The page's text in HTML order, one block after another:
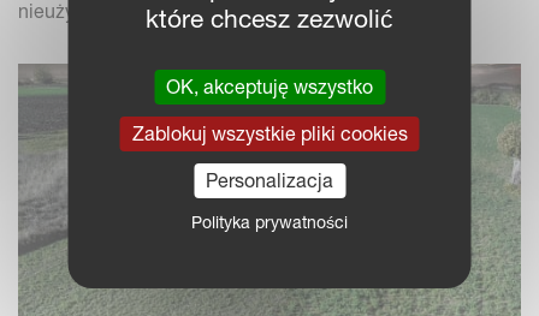
nieużytków i ścierniskktóre chcesz zezwolić
OK, akceptuję wszystko
Zablokuj wszystkie pliki cookies
Personalizacja
Polityka prywatności